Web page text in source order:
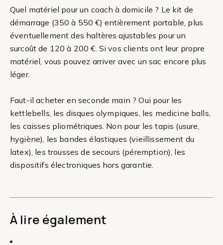
Quel matériel pour un coach à domicile ? Le kit de
démarrage (350 à 550 €) entièrement portable, plus
éventuellement des haltères ajustables pour un
surcoût de 120 à 200 €. Si vos clients ont leur propre
matériel, vous pouvez arriver avec un sac encore plus
léger.
Faut-il acheter en seconde main ? Oui pour les
kettlebells, les disques olympiques, les medicine balls,
les caisses pliométriques. Non pour les tapis (usure,
hygiène), les bandes élastiques (vieillissement du
latex), les trousses de secours (péremption), les
dispositifs électroniques hors garantie.
À lire également